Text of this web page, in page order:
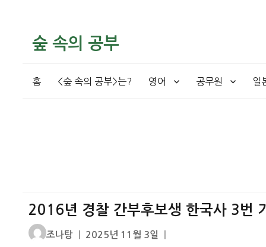
숲 속의 공부
홈 <숲 속의 공부>는? 영어 공무원 일
2016년 경찰 간부후보생 한국사 3번
글
조나탕
작
2025년 11월 3일